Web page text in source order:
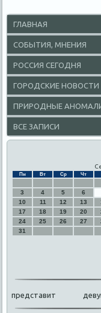
ГЛАВНАЯ
СОБЫТИЯ, МНЕНИЯ
РОССИЯ СЕГОДНЯ
ГОРОДСКИЕ НОВОСТИ
ПРИРОДНЫЕ
ВСЕ ЗАПИСИ
Пн Вт Ср Чт
3
4 5 6
10
11 12 13
17
18 19 20
24
25 26 27
31
представит